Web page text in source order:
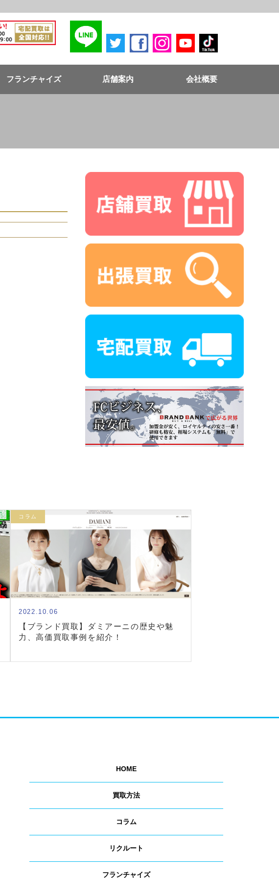
フランチャイズ 店舗案内 会社概要
コラム
2022.10.06
【ブランド買取】ダミアーニの歴史や魅
力、高価買取事例を紹介！
HOME
買取方法
コラム
リクルート
フランチャイズ